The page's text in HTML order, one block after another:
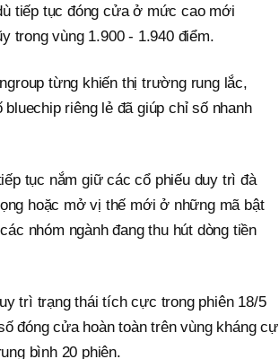
tiếp tục đóng cửa ở mức cao mới
trong vùng 1.900 - 1.940 điểm.
từng khiến thị trường rung lắc,
riêng lẻ đã giúp chỉ số nhanh
tục nắm giữ các cổ phiếu duy trì đà
hoặc mở vị thế mới ở những mã bật
nhóm ngành đang thu hút dòng tiền
trì trạng thái tích cực trong phiên 18/5
đóng cửa hoàn toàn trên vùng kháng cự
bình 20 phiên.